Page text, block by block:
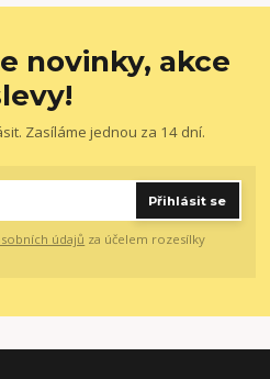
novinky, akce
Zasíláme jednou za 14 dní.
Přihlásit se
údajů za účelem rozesílky